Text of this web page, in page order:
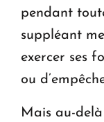
pendant
suppléant
exercer ses
ou
Mais au-